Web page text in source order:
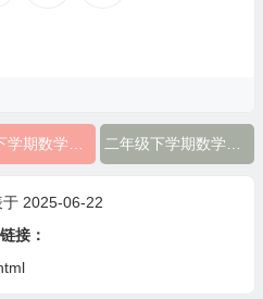
于 2025-06-22
接：